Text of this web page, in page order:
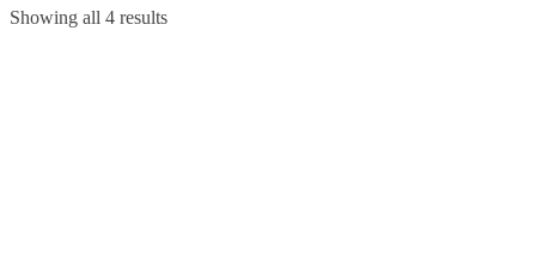
Showing all 4 results